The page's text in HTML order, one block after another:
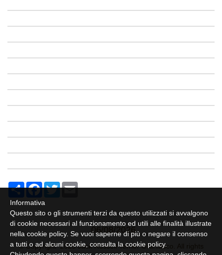
Share Facebook
Twitter
06/08/2026
© Copyright 2025 Jack Russell Terrier Granlasco. All rights
Informativa
Questo sito o gli strumenti terzi da questo utilizzati si avvalgono
di cookie necessari al funzionamento ed utili alle finalità illustrate
nella cookie policy. Se vuoi saperne di più o negare il consenso
a tutti o ad alcuni cookie, consulta la cookie policy.